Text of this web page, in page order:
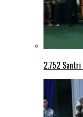
2.752 Santri